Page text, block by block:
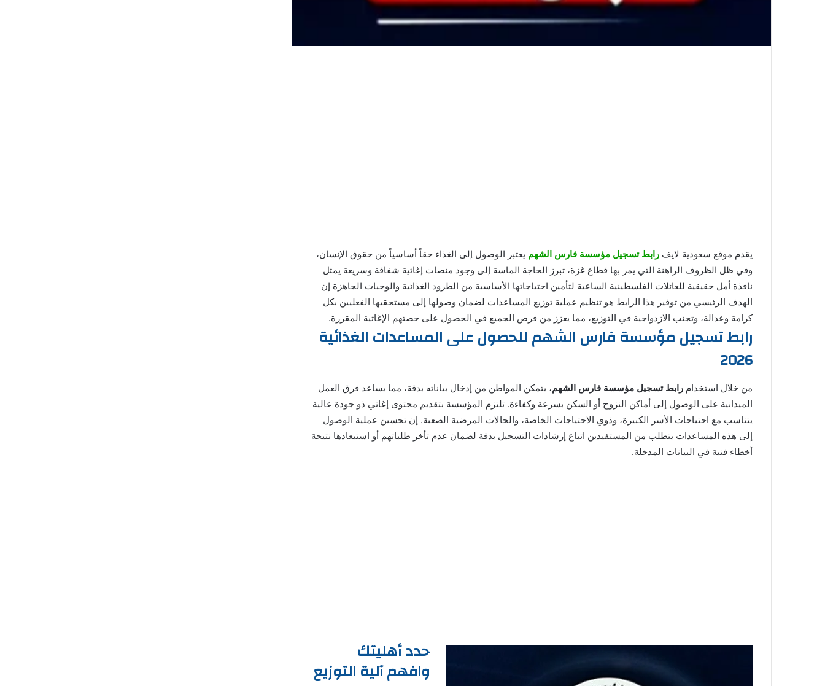
يقدم موقع سعودية لايف رابط تسجيل مؤسسة فارس الشهم يعتبر الوصول إلى الغذاء حقاً أساسياً من حقوق الإنسان،
وفي ظل الظروف الراهنة التي يمر بها قطاع غزة، تبرز الحاجة الماسة إلى وجود منصات إغاثية شفافة وسريعة يمثل
نافذة أمل حقيقية للعائلات الفلسطينية الساعية لتأمين احتياجاتها الأساسية من الطرود الغذائية والوجبات الجاهزة إن
الهدف الرئيسي من توفير هذا الرابط هو تنظيم عملية توزيع المساعدات لضمان وصولها إلى مستحقيها الفعليين بكل
كرامة وعدالة، وتجنب الازدواجية في التوزيع، مما يعزز من فرص الجميع في الحصول على حصتهم الإغاثية المقررة.
رابط تسجيل مؤسسة فارس الشهم للحصول على المساعدات الغذائية
2026
من خلال استخدام رابط تسجيل مؤسسة فارس الشهم، يتمكن المواطن من إدخال بياناته بدقة، مما يساعد فرق العمل
الميدانية على الوصول إلى أماكن النزوح أو السكن بسرعة وكفاءة. تلتزم المؤسسة بتقديم محتوى إغاثي ذو جودة عالية
يتناسب مع احتياجات الأسر الكبيرة، وذوي الاحتياجات الخاصة، والحالات المرضية الصعبة. إن تحسين عملية الوصول
إلى هذه المساعدات يتطلب من المستفيدين اتباع إرشادات التسجيل بدقة لضمان عدم تأخر طلباتهم أو استبعادها نتيجة
أخطاء فنية في البيانات المدخلة.
حدد أهليتك
وافهم آلية التوزيع